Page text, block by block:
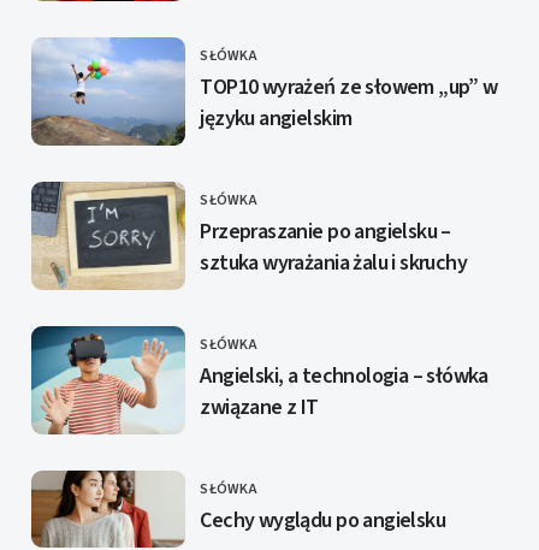
KATEGORIE
SŁÓWKA
TOP10 wyrażeń ze słowem „up” w
języku angielskim
KATEGORIE
SŁÓWKA
Przepraszanie po angielsku –
sztuka wyrażania żalu i skruchy
KATEGORIE
SŁÓWKA
Angielski, a technologia – słówka
związane z IT
KATEGORIE
SŁÓWKA
Cechy wyglądu po angielsku